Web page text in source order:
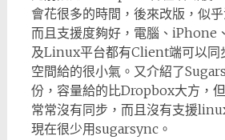
會花很多的時間，後來改版，似
而且支援度夠好，電腦、iPhone
及Linux平台都有Client端可以同
空間給的很小氣。又介紹了
份，容量給的比Dropbox大方，
常常沒有同步，而且沒有支援
現在很少用sugarsync。